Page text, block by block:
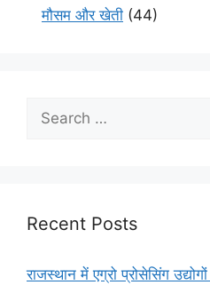
मौसम और खेती (44)
Recent Posts
राजस्थान में एग्रो प्रोसेसिंग